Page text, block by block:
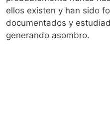
ellos existen y han sido
documentados y
generando asombro.